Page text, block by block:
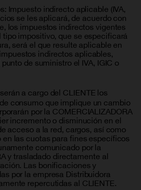
Impuesto indirecto aplicable (IVA,
se les aplicará, de acuerdo con
los impuestos indirectos vigentes
impositivo, que se especificará
será el que resulte aplicable en
indirectos aplicables,
de suministro el IVA, IGIC o
a cargo del CLIENTE los
consumo que implique un cambio
por la COMERCIALIZADORA
incremento o disminución en el
acceso a la red, cargos, así como
las cuotas para fines específicos
comunicado por la
y trasladado directamente al
Las bonificaciones y
por la empresa Distribuidora
repercutidas al CLIENTE.